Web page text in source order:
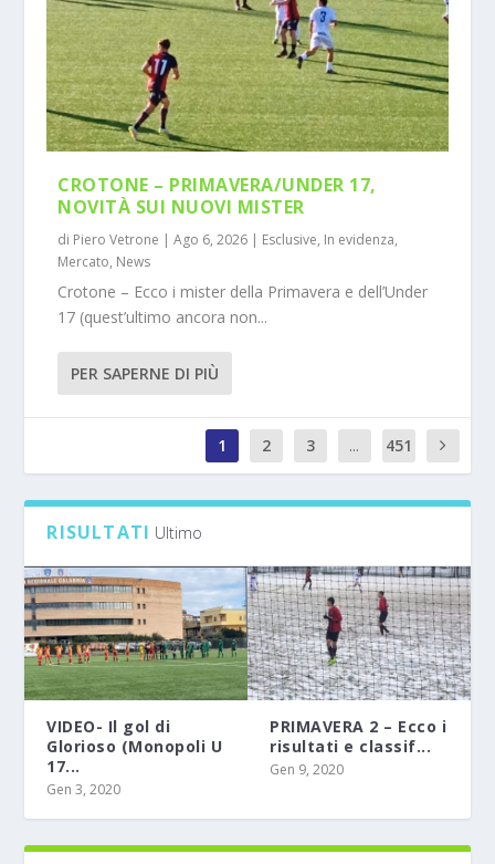
CROTONE – PRIMAVERA/UNDER 17,
NOVITÀ SUI NUOVI MISTER
di Piero Vetrone |Ago 6, 2026 | Esclusive, In evidenza,
Mercato, News
Crotone – Ecco i mister della Primavera e dell’Under
17 (quest’ultimo ancora non...
PER SAPERNE DI PIÙ
1 2 3 ...
451
0
RISULTATI Ultimo
VIDEO- Il gol di
Glorioso (Monopoli U
17...
Gen 3, 2020
PRIMAVERA 2 – Ecco i
risultati e classif...
Gen 9, 2020